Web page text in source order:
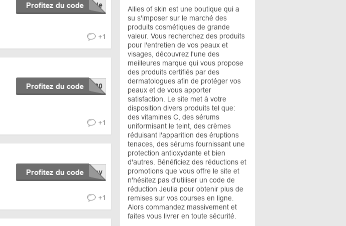
Profitez du code
+1
Profitez du code
+1
Profitez du code
+1
Allies of skin est une boutique qui a
su s'imposer sur le marché des
produits cosmétiques de grande
valeur. Vous recherchez des produits
pour l'entretien de vos peaux et
visages, découvrez l'une des
meilleures marque qui vous propose
des produits certifiés par des
dermatologues afin de protéger vos
peaux et de vous apporter
satisfaction. Le site met à votre
disposition divers produits tel que:
des vitamines C, des sérums
uniformisant le teint, des crèmes
réduisant l'apparition des éruptions
tenaces, des sérums fournissant une
protection antioxydante et bien
d'autres. Bénéficiez des réductions et
promotions que vous offre le site et
n'hésitez pas d'utiliser un code de
réduction Jeulia pour obtenir plus de
remises sur vos courses en ligne.
Alors commandez massivement et
faites vous livrer en toute sécurité.